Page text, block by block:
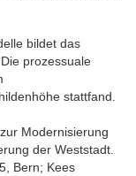
bildet das
prozessuale
stattfand.
Modernisierung
der Weststadt.
Bern; Kees